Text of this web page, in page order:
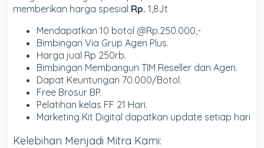
memberikan harga spesial Rp. 1,8Jt
Mendapatkan 10 botol @Rp.250.000,-
Bimbingan Via Grup Agen Plus.
Harga jual Rp 250rb.
Bimbingan Membangun TIM Reseller dan Agen.
Dapat Keuntungan 70.000/Botol.
Free Brosur BP.
Pelatihan kelas FF 21 Hari.
Marketing Kit Digital dapatkan update setiap hari
Kelebihan Menjadi Mitra Kami: